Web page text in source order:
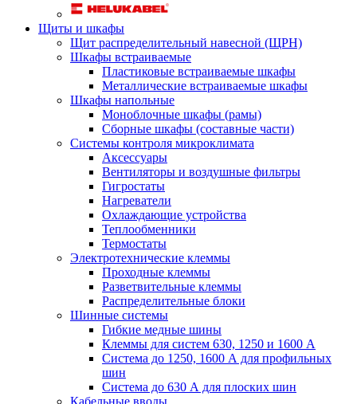
Щиты и шкафы
Щит распределительный навесной (ЩРН)
Шкафы встраиваемые
Пластиковые встраиваемые шкафы
Металлические встраиваемые шкафы
Шкафы напольные
Моноблочные шкафы (рамы)
Сборные шкафы (составные части)
Системы контроля микроклимата
Аксессуары
Вентиляторы и воздушные фильтры
Гигростаты
Нагреватели
Охлаждающие устройства
Теплообменники
Термостаты
Электротехнические клеммы
Проходные клеммы
Разветвительные клеммы
Распределительные блоки
Шинные системы
Гибкие медные шины
Клеммы для систем 630, 1250 и 1600 А
Система до 1250, 1600 А для профильных
шин
Система до 630 А для плоских шин